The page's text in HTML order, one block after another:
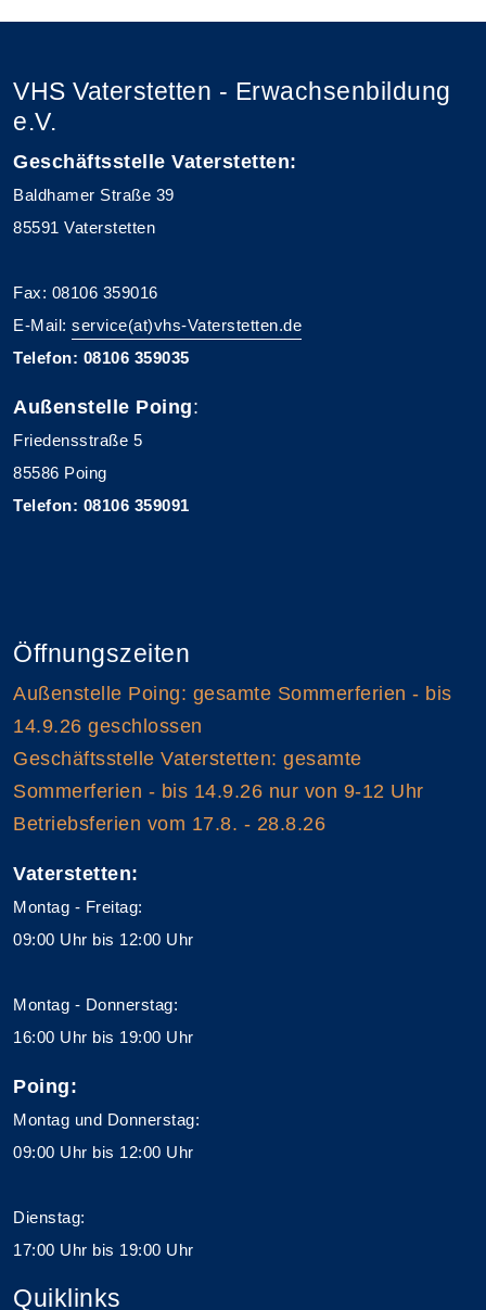
VHS Vaterstetten - Erwachsenbildung
e.V.
Geschäftsstelle Vaterstetten:
Baldhamer Straße 39
85591 Vaterstetten
Fax: 08106 359016
E-Mail: service(at)vhs-Vaterstetten.de
Telefon: 08106 359035
Außenstelle Poing:
Friedensstraße 5
85586 Poing
Telefon: 08106 359091
Öffnungszeiten
Außenstelle Poing: gesamte Sommerferien - bis
14.9.26 geschlossen
Geschäftsstelle Vaterstetten: gesamte
Sommerferien - bis 14.9.26 nur von 9-12 Uhr
Betriebsferien vom 17.8. - 28.8.26
Vaterstetten:
Montag - Freitag:
09:00 Uhr bis 12:00 Uhr
Montag - Donnerstag:
16:00 Uhr bis 19:00 Uhr
Poing:
Montag und Donnerstag:
09:00 Uhr bis 12:00 Uhr
Dienstag:
17:00 Uhr bis 19:00 Uhr
Quiklinks